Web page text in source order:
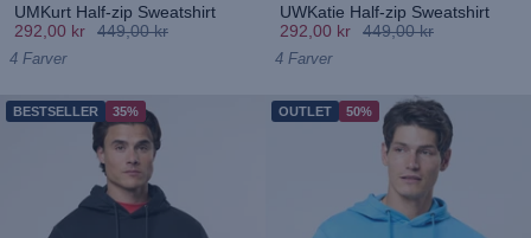
UMKurt Half-zip Sweatshirt
292,00 kr
449,00 kr
4 Farver
UWKatie Half-zip Sweatshirt
292,00 kr
449,00 kr
4 Farver
BESTSELLER 35% OUTLET 50%